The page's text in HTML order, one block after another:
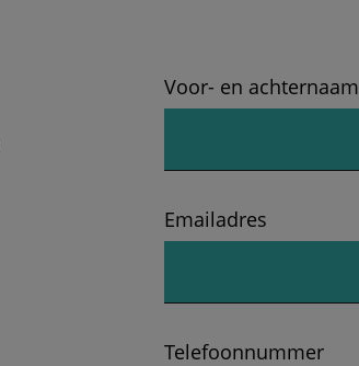
Voor- en achternaam
Emailadres
Telefoonnummer